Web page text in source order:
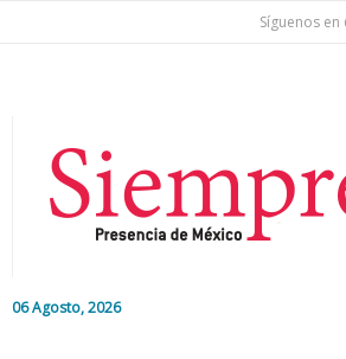
Síguenos en
06 Agosto, 2026